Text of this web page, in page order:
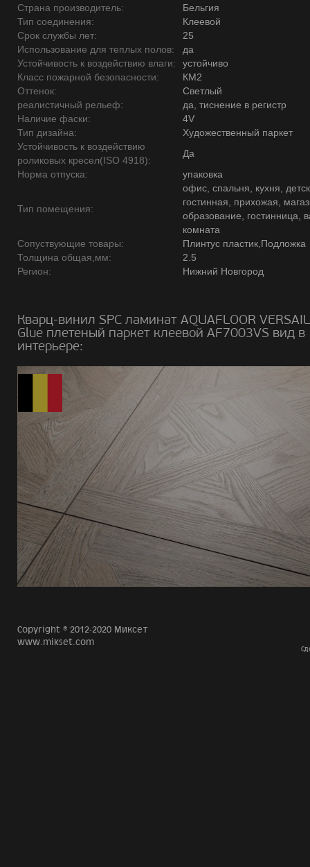
Страна производитель:
Бельгия
Тип соединения:
Клеевой
Срок службы лет:
25
Использование для теплых полов:
да
Устойчивость к воздействию влаги:
устойчиво
Класс пожарной безопасности:
КМ2
Оттенок:
Светлый
реалистичный рельеф:
да, тиснение в регистр
Наличие фаски:
4V
Тип дизайна:
Художественный паркет
Устойчивость к воздействию
роликовых кресел(ISO 4918):
Да
Норма отпуска:
упаковка
Тип помещения:
офис, спальня, кухня,
гостинная, прихожая,
образование, гостинница,
комната
Сопуствующие товары:
Плинтус пластик,Подложка
Толщина общая,мм:
2.5
Регион:
Нижний Новгород
Кварц-винил SPC ламинат AQUAFLOOR
Glue плетеный паркет клеевой AF7003VS вид в
интерьере:
Copyright © 2012-2020 Миксет
www.mikset.com